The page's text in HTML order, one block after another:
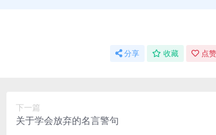
分享 收藏 点
下一篇
关于学会放弃的名言警句